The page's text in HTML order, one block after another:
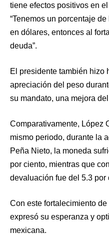
tiene efectos positivos en
“Tenemos un porcentaje
en dólares, entonces al
deuda”.
El presidente también hizo
apreciación del peso
su mandato, una mejora
Comparativamente, López
mismo periodo, durante la
Peña Nieto, la moneda
por ciento, mientras que
devaluación fue del 5.3 por
Con este fortalecimiento
expresó su esperanza y
mexicana.